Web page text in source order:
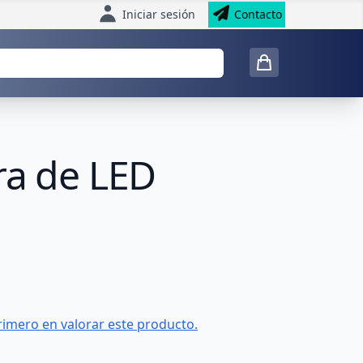
Iniciar sesión Contacto
de LED
en valorar este producto.